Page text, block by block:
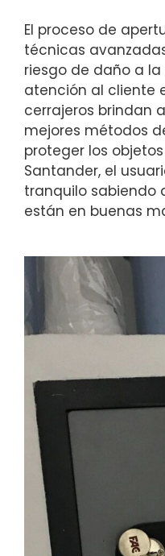
El proceso de
técnicas
riesgo de daño a
atención al cliente
cerrajeros brindan
mejores métodos
proteger los
Santander, el
tranquilo sabiendo
están en buenas